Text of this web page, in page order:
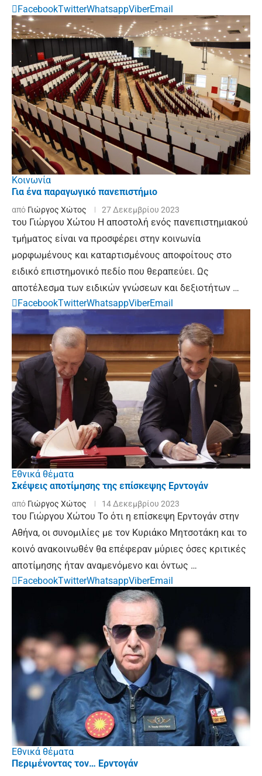
FacebookTwitterWhatsappViberEmail
Κοινωνία
Για ένα παραγωγικό πανεπιστήμιο
από Γιώργος Χώτος 27 Δεκεμβρίου 2023
του Γιώργου Χώτου Η αποστολή ενός πανεπιστημιακού
τμήματος είναι να προσφέρει στην κοινωνία
μορφωμένους και καταρτισμένους αποφοίτους στο
ειδικό επιστημονικό πεδίο που θεραπεύει. Ως
αποτέλεσμα των ειδικών γνώσεων και δεξιοτήτων …
FacebookTwitterWhatsappViberEmail
Εθνικά θέματα
Σκέψεις αποτίμησης της επίσκεψης Ερντογάν
από Γιώργος Χώτος 14 Δεκεμβρίου 2023
του Γιώργου Χώτου Το ότι η επίσκεψη Ερντογάν στην
Αθήνα, οι συνομιλίες με τον Κυριάκο Μητσοτάκη και το
κοινό ανακοινωθέν θα επέφεραν μύριες όσες κριτικές
αποτίμησης ήταν αναμενόμενο και όντως …
FacebookTwitterWhatsappViberEmail
Εθνικά θέματα
Περιμένοντας τον… Ερντογάν